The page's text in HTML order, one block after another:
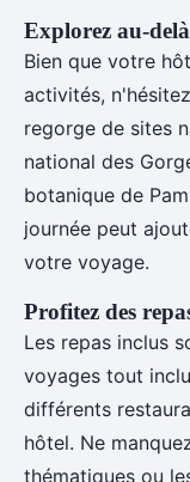
Explorez au-
Bien que votre
activités,
regorge de sites
national des
botanique de
journée peut
votre voyage.
Profitez des
Les repas inclus
voyages tout
différents
hôtel. Ne
thématiques ou